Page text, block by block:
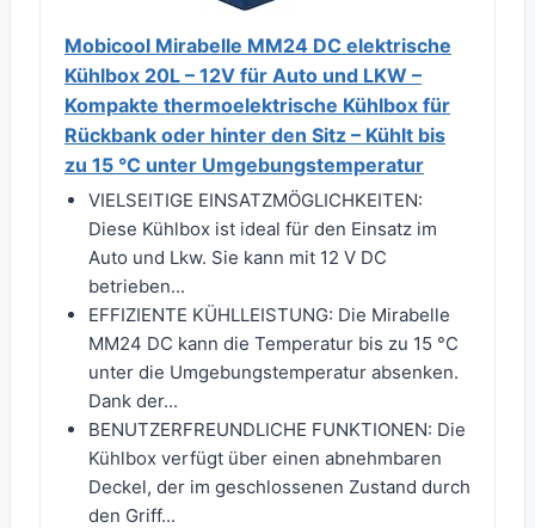
Mobicool Mirabelle MM24 DC elektrische
Kühlbox 20L – 12V für Auto und LKW –
Kompakte thermoelektrische Kühlbox für
Rückbank oder hinter den Sitz – Kühlt bis
zu 15 °C unter Umgebungstemperatur
VIELSEITIGE EINSATZMÖGLICHKEITEN:
Diese Kühlbox ist ideal für den Einsatz im
Auto und Lkw. Sie kann mit 12 V DC
betrieben...
EFFIZIENTE KÜHLLEISTUNG: Die Mirabelle
MM24 DC kann die Temperatur bis zu 15 °C
unter die Umgebungstemperatur absenken.
Dank der...
BENUTZERFREUNDLICHE FUNKTIONEN: Die
Kühlbox verfügt über einen abnehmbaren
Deckel, der im geschlossenen Zustand durch
den Griff...